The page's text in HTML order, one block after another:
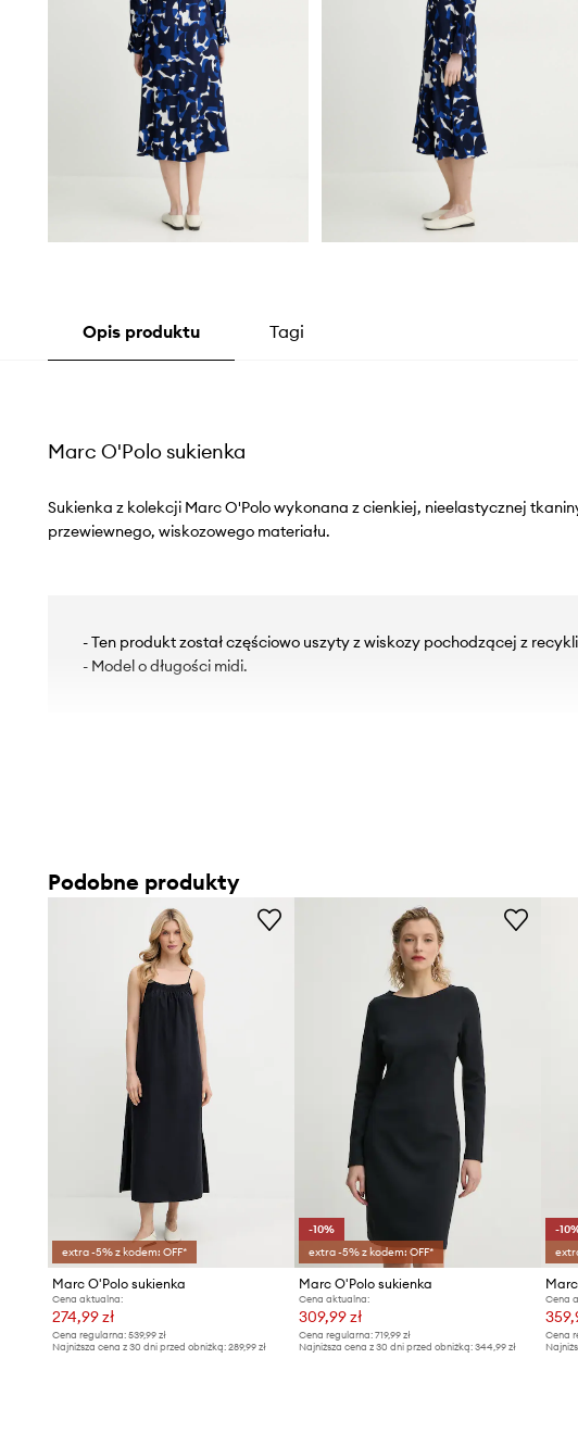
Opis produktu Tagi
Marc O'Polo sukienka
Sukienka z kolekcji Marc O'Polo wykonana z cienkiej, nieelastycznej
przewiewnego, wiskozowego materiału.
- Ten produkt został częściowo uszyty z wiskozy pochodzącej z
- Model o długości midi.
Podobne produkty
extra -5% z kodem: OFF*
Marc O'Polo sukienka
Cena aktualna:
274,99 zł
Cena regularna: 539,99 zł
Najniższa cena z 30 dni przed obniżką: 289,99 zł
-10%
extra -5% z kodem: OFF*
Marc O'Polo sukienka
Cena aktualna:
309,99 zł
Cena regularna:719,99 zł
Najniższa cena z 30 dni przed obniżką:344,99 zł
-
Cena
Cena